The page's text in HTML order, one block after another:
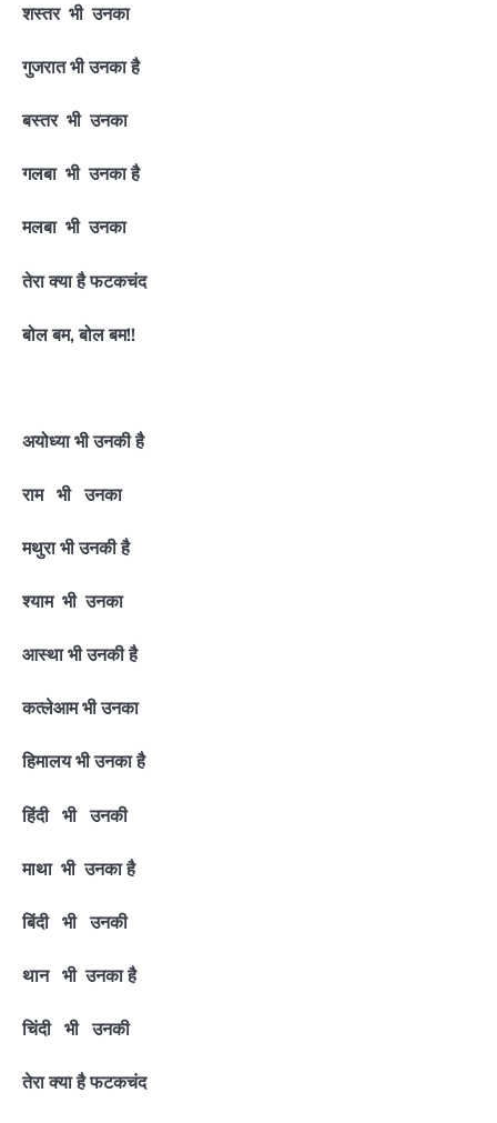
शस्तर भी उनका
गुजरात भी उनका है
बस्तर भी उनका
गलबा भी उनका है
मलबा भी उनका
तेरा क्या है फटकचंद
बोल बम, बोल बम!!
अयोध्या भी उनकी है
राम भी उनका
मथुरा भी उनकी है
श्याम भी उनका
आस्था भी उनकी है
कत्लेआम भी उनका
हिमालय भी उनका है
हिंदी भी उनकी
माथा भी उनका है
बिंदी भी उनकी
थान भी उनका है
चिंदी भी उनकी
तेरा क्या है फटकचंद